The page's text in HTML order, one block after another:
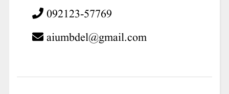
092123-57769
aiumbdel@gmail.com